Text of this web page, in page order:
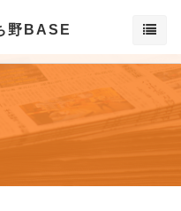
野BASE